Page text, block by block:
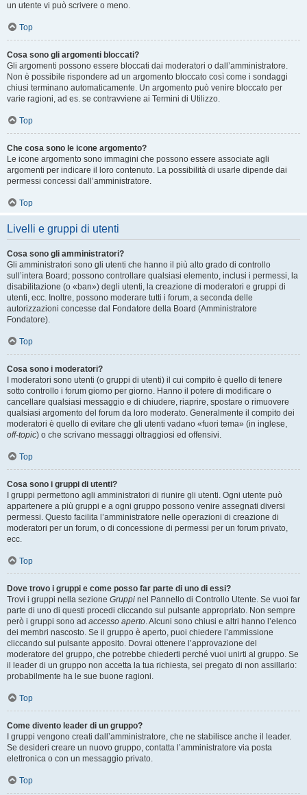
un utente vi può scrivere o meno.
Top
Cosa sono gli argomenti bloccati?
Gli argomenti possono essere bloccati dai moderatori o dall’amministratore.
Non è possibile rispondere ad un argomento bloccato così come i sondaggi
chiusi terminano automaticamente. Un argomento può venire bloccato per
varie ragioni, ad es. se contravviene ai Termini di Utilizzo.
Top
Che cosa sono le icone argomento?
Le icone argomento sono immagini che possono essere associate agli
argomenti per indicare il loro contenuto. La possibilità di usarle dipende dai
permessi concessi dall’amministratore.
Top
Livelli e gruppi di utenti
Cosa sono gli amministratori?
Gli amministratori sono gli utenti che hanno il più alto grado di controllo
sull’intera Board; possono controllare qualsiasi elemento, inclusi i permessi, la
disabilitazione (o «ban») degli utenti, la creazione di moderatori e gruppi di
utenti, ecc. Inoltre, possono moderare tutti i forum, a seconda delle
autorizzazioni concesse dal Fondatore della Board (Amministratore
Fondatore).
Top
Cosa sono i moderatori?
I moderatori sono utenti (o gruppi di utenti) il cui compito è quello di tenere
sotto controllo i forum giorno per giorno. Hanno il potere di modificare o
cancellare qualsiasi messaggio e di chiudere, riaprire, spostare o rimuovere
qualsiasi argomento del forum da loro moderato. Generalmente il compito dei
moderatori è quello di evitare che gli utenti vadano «fuori tema» (in inglese,
off-topic) o che scrivano messaggi oltraggiosi ed offensivi.
Top
Cosa sono i gruppi di utenti?
I gruppi permettono agli amministratori di riunire gli utenti. Ogni utente può
appartenere a più gruppi e a ogni gruppo possono venire assegnati diversi
permessi. Questo facilita l’amministratore nelle operazioni di creazione di
moderatori per un forum, o di concessione di permessi per un forum privato,
ecc.
Top
Dove trovo i gruppi e come posso far parte di uno di essi?
Trovi i gruppi nella sezione Gruppi nel Pannello di Controllo Utente. Se vuoi far
parte di uno di questi procedi cliccando sul pulsante appropriato. Non sempre
però i gruppi sono ad accesso aperto. Alcuni sono chiusi e altri hanno l’elenco
dei membri nascosto. Se il gruppo è aperto, puoi chiedere l’ammissione
cliccando sul pulsante apposito. Dovrai ottenere l’approvazione del
moderatore del gruppo, che potrebbe chiederti perché vuoi unirti al gruppo. Se
il leader di un gruppo non accetta la tua richiesta, sei pregato di non assillarlo:
probabilmente ha le sue buone ragioni.
Top
Come divento leader di un gruppo?
I gruppi vengono creati dall’amministratore, che ne stabilisce anche il leader.
Se desideri creare un nuovo gruppo, contatta l’amministratore via posta
elettronica o con un messaggio privato.
Top